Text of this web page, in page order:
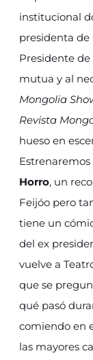
institucional
presidenta
Presidente
mutua y al
Mongolia
Revista
hueso en
Estrenaremos
Horro, un
Feijóo pero
tiene un
del ex
vuelve a
que se
qué pasó
comiendo en
las mayores